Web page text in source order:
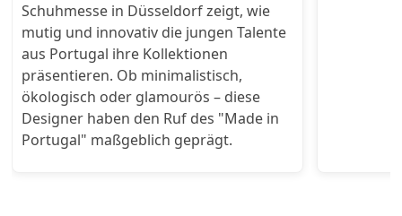
Schuhmesse in Düsseldorf zeigt, wie
mutig und innovativ die jungen Talente
aus Portugal ihre Kollektionen
präsentieren. Ob minimalistisch,
ökologisch oder glamourös – diese
Designer haben den Ruf des "Made in
Portugal" maßgeblich geprägt.